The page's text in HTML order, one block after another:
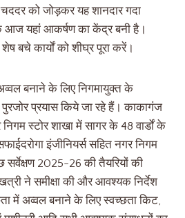
को जोड़कर यह शानदार गदा
आज यहां आकर्षण का केंद्र बनी है।
बचे कार्यों को शीघ्र पूरा करें।
बनाने के लिए निगमायुक्त के
पुरजोर प्रयास किये जा रहे हैं। काकागंज
स्टोर शाखा में सागर के 48 वार्डों के
इंजीनियर्स सहित नगर निगम
2025-26 की तैयरियों की
ने समीक्षा की और आवश्यक निर्देश
में अव्वल बनाने के लिए स्वच्छता किट,